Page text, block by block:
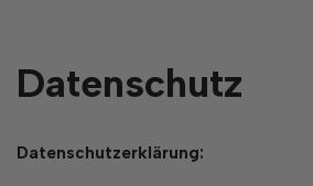
Datenschutz
Datenschutzerklärung: